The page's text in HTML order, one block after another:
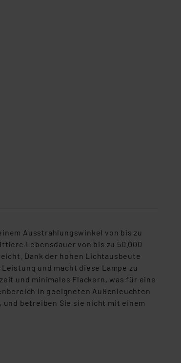
Ausstrahlungswinkel von bis zu
Lebensdauer von bis zu 50.000
Dank der hohen Lichtausbeute
und macht diese Lampe zu
und minimales Flackern, was für eine
in geeigneten Außenleuchten
betreiben Sie sie nicht mit einem